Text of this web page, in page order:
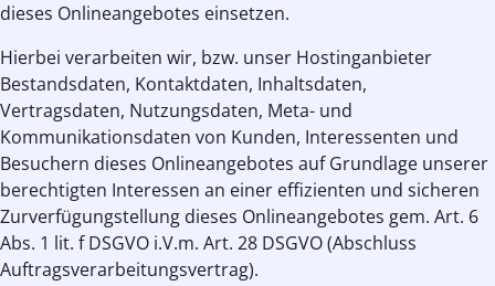
dieses Onlineangebotes einsetzen.
Hierbei verarbeiten wir, bzw. unser Hostinganbieter
Bestandsdaten, Kontaktdaten, Inhaltsdaten,
Vertragsdaten, Nutzungsdaten, Meta- und
Kommunikationsdaten von Kunden, Interessenten und
Besuchern dieses Onlineangebotes auf Grundlage unserer
berechtigten Interessen an einer effizienten und sicheren
Zurverfügungstellung dieses Onlineangebotes gem. Art. 6
Abs. 1 lit. f DSGVO i.V.m. Art. 28 DSGVO (Abschluss
Auftragsverarbeitungsvertrag).